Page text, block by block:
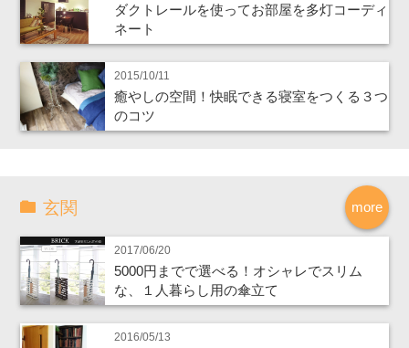
ダクトレールを使ってお部屋を多灯コーディ
ネート
2015/10/11
癒やしの空間！快眠できる寝室をつくる３つ
のコツ
more
玄関
2017/06/20
5000円までで選べる！オシャレでスリム
な、１人暮らし用の傘立て
2016/05/13